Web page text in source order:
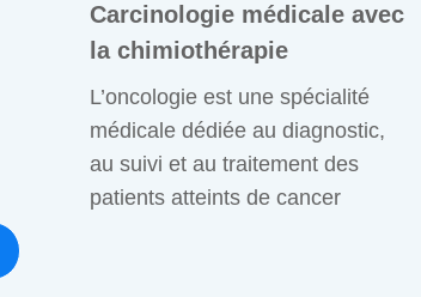
Carcinologie médicale avec
la chimiothérapie
L’oncologie est une spécialité
médicale dédiée au diagnostic,
au suivi et au traitement des
patients atteints de cancer